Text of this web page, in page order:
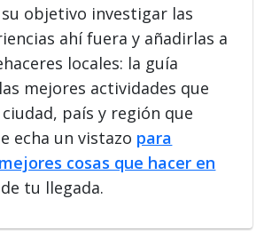
objetivo investigar las
ahí fuera y añadirlas a
locales: la guía
mejores actividades que
país y región que
echa un vistazo para
cosas que hacer en
tu llegada.